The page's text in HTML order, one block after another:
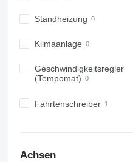
Standheizung
Klimaanlage
Geschwindigkeitsregler
(Tempomat)
Fahrtenschreiber
Achsen